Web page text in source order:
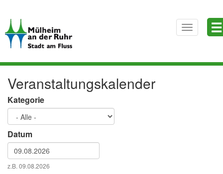
zum
Inhalt
Toggle
navigation
☰
Veranstaltungskalender
Kategorie
Datum
Datum
z.B. 09.08.2026